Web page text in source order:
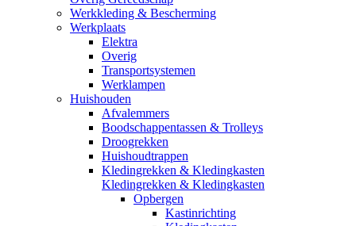
Werkkleding & Bescherming
Werkplaats
Elektra
Overig
Transportsystemen
Werklampen
Huishouden
Afvalemmers
Boodschappentassen & Trolleys
Droogrekken
Huishoudtrappen
Kledingrekken & Kledingkasten
Kledingrekken & Kledingkasten
Opbergen
Kastinrichting